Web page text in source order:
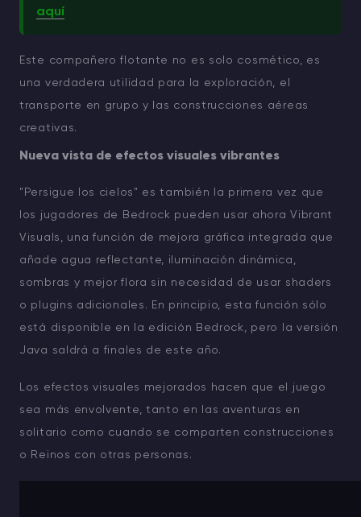
aquí
Este compañero flotante no es solo cosmético, es
una verdadera utilidad para la exploración, el
transporte en grupo y las construcciones aéreas
creativas.
Nueva vista de efectos visuales vibrantes
"Persigue los cielos" es también la primera vez que
los jugadores de Bedrock pueden usar ahora Vibrant
Visuals, una función de mejora gráfica integrada que
añade agua reflectante, iluminación dinámica,
sombras y mejor flora sin necesidad de usar shaders
o plugins adicionales. En principio, esta función sólo
está disponible en la edición Bedrock, pero la versión
Java saldrá a finales de este año.
Los efectos visuales mejorados hacen que el juego
sea más envolvente, tanto en las aventuras en
solitario como cuando se comparten construcciones
o Reinos con otras personas.